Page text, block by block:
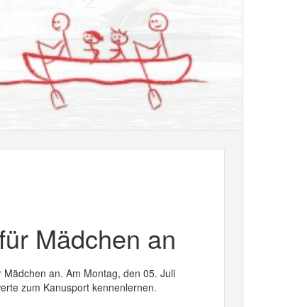
Mädchen an
an. Am Montag, den 05. Juli
zum Kanusport kennenlernen.